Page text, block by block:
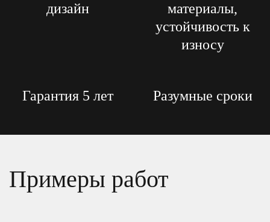
дизайн
материалы,
устойчивость к
износу
Гарантия 5 лет Разумные сроки
Примеры работ